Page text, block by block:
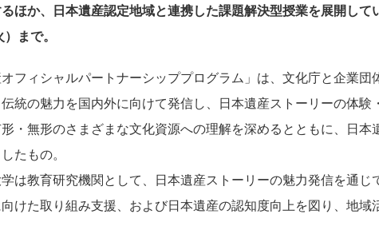
ほか、日本遺産認定地域と連携した課題解決型授業を展開して
まで。
フィシャルパートナーシッププログラム」は、文化庁と企業団
統の魅力を国内外に向けて発信し、日本遺産ストーリーの体験
・無形のさまざまな文化資源への理解を深めるとともに、日本
たもの。
は教育研究機関として、日本遺産ストーリーの魅力発信を通じ
けた取り組み支援、および日本遺産の認知度向上を図り、地域